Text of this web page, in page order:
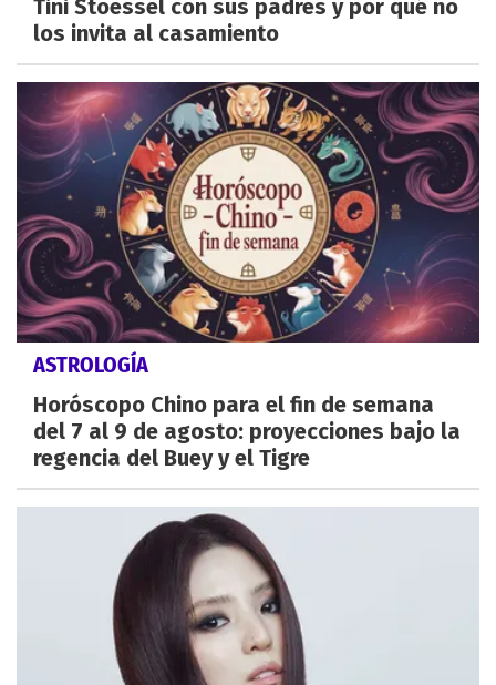
Tini Stoessel con sus padres y por qué no
los invita al casamiento
ASTROLOGÍA
Horóscopo Chino para el fin de semana
del 7 al 9 de agosto: proyecciones bajo la
regencia del Buey y el Tigre